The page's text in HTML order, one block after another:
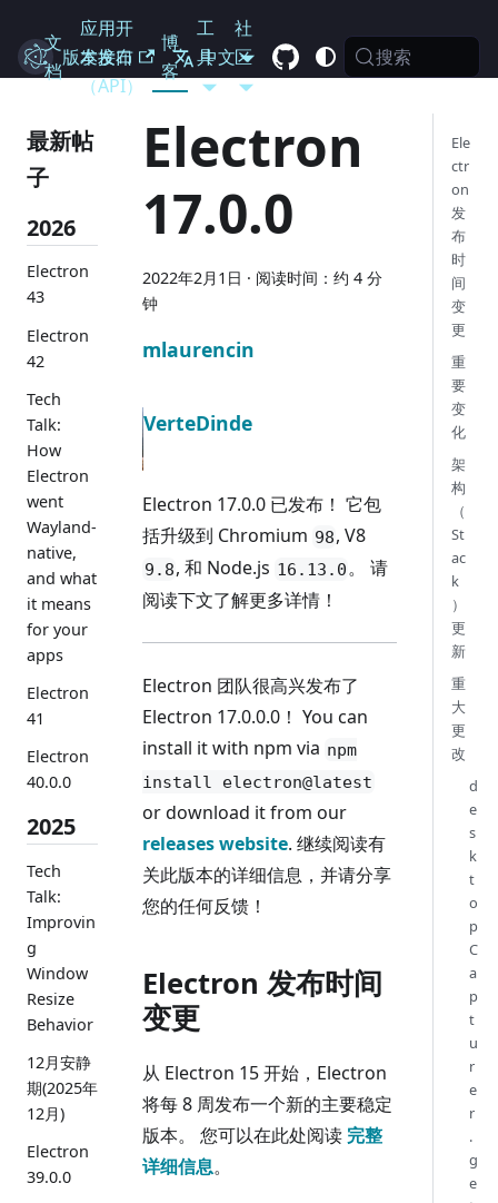
Electron
文
档
应用开
发接口
（API）
博
客
工
具
社
区
版本发布 中文 搜索
最新帖
子
2026
Electron
43
Electron
42
Tech
Talk:
How
Electron
went
Wayland-
native,
and what
it means
for your
apps
Electron
41
Electron
40.0.0
2025
Tech
Talk:
Improvin
g
Window
Resize
Behavior
12月安静
期(2025年
12月)
Electron
39.0.0
Electron
17.0.0
2022年2月1日 · 阅读时间：约 4 分
钟
mlaurencin
VerteDinde
Electron 17.0.0 已发布！ 它包
括升级到 Chromium 98, V8
9.8, 和 Node.js 16.13.0。 请
阅读下文了解更多详情！
Electron 团队很高兴发布了
Electron 17.0.0.0！ You can
install it with npm via npm
install electron@latest
or download it from our
releases website. 继续阅读有
关此版本的详细信息，并请分享
您的任何反馈！
Electron 发布时间
变更
从 Electron 15 开始，Electron
将每 8 周发布一个新的主要稳定
版本。 您可以在此处阅读 完整
详细信息。
Ele
ctr
on
发
布
时
间
变
更
重
要
变
化
架
构
（
St
ac
k
）
更
新
重
大
更
改
d
e
s
k
t
o
p
C
a
p
t
u
r
e
r
.
g
e